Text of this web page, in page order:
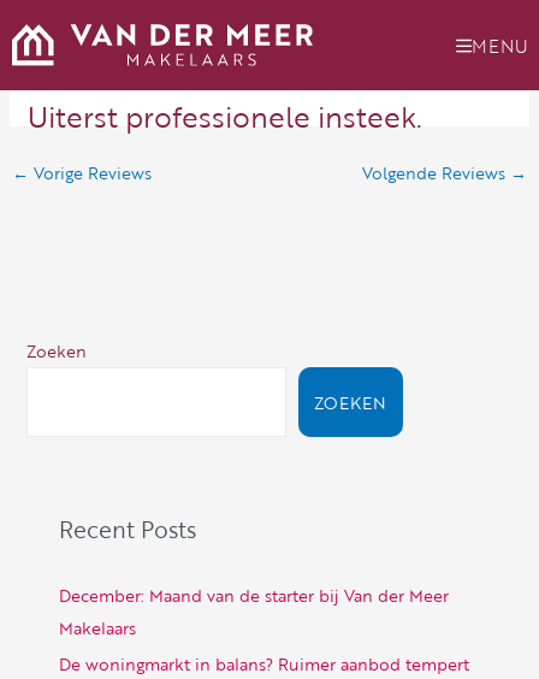
naar
de
MENU
Uiterst professionele insteek.
← Vorige Reviews Volgende Reviews →
Zoeken
ZOEKEN
Recent Posts
December: Maand van de starter bij Van der Meer
Makelaars
De woningmarkt in balans? Ruimer aanbod tempert